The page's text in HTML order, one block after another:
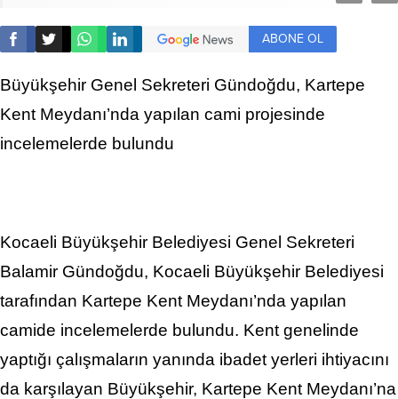
ABONE OL
Büyükşehir Genel Sekreteri Gündoğdu, Kartepe
Kent Meydanı’nda yapılan cami projesinde
incelemelerde bulundu
Kocaeli Büyükşehir Belediyesi Genel Sekreteri
Balamir Gündoğdu, Kocaeli Büyükşehir Belediyesi
tarafından Kartepe Kent Meydanı’nda yapılan
camide incelemelerde bulundu. Kent genelinde
yaptığı çalışmaların yanında ibadet yerleri ihtiyacını
da karşılayan Büyükşehir, Kartepe Kent Meydanı’na